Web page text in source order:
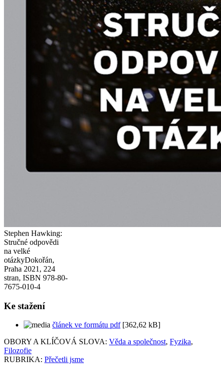
Stephen Hawking:
Stručné odpovědi
na velké
otázkyDokořán,
Praha 2021, 224
stran, ISBN 978-80-
7675-010-4
Ke stažení
článek ve formátu pdf[362,62 kB]
OBORY A KLÍČOVÁ SLOVA: Věda a společnost, Fyzika,
Filozofie
RUBRIKA: Přečetli jsme